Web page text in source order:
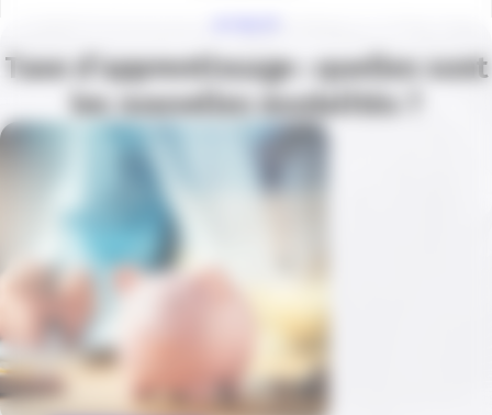
Taxe d’apprentissage : quelles sont
les nouvelles modalités ?